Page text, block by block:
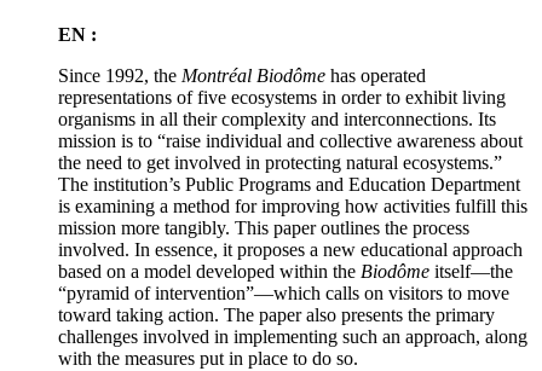
EN :
Since 1992, the Montréal Biodôme has operated
representations of five ecosystems in order to exhibit living
organisms in all their complexity and interconnections. Its
mission is to “raise individual and collective awareness about
the need to get involved in protecting natural ecosystems.”
The institution’s Public Programs and Education Department
is examining a method for improving how activities fulfill this
mission more tangibly. This paper outlines the process
involved. In essence, it proposes a new educational approach
based on a model developed within the Biodôme itself—the
“pyramid of intervention”—which calls on visitors to move
toward taking action. The paper also presents the primary
challenges involved in implementing such an approach, along
with the measures put in place to do so.